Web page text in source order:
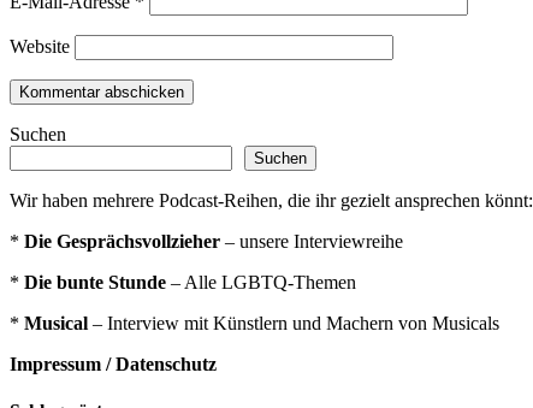
Website
Suchen
Suchen
Wir haben mehrere Podcast-Reihen, die ihr gezielt ansprechen könnt:
* Die Gesprächsvollzieher – unsere Interviewreihe
* Die bunte Stunde – Alle LGBTQ-Themen
* Musical – Interview mit Künstlern und Machern von Musicals
Impressum / Datenschutz